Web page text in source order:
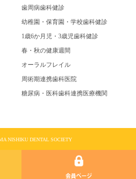
歯周病歯科健診
幼稚園・保育園・学校歯科健診
1歳6か月児・3歳児歯科健診
春・秋の健康週間
オーラルフレイル
周術期連携歯科医院
糖尿病・医科歯科連携医療機関
NISHIKU DENTAL SOCIETY